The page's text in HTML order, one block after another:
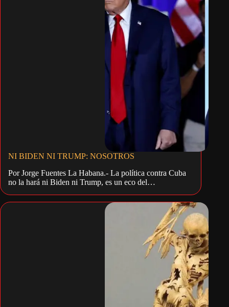
NI BIDEN NI TRUMP: NOSOTROS
Por Jorge Fuentes La Habana.- La política contra Cuba
no la hará ni Biden ni Trump, es un eco del…